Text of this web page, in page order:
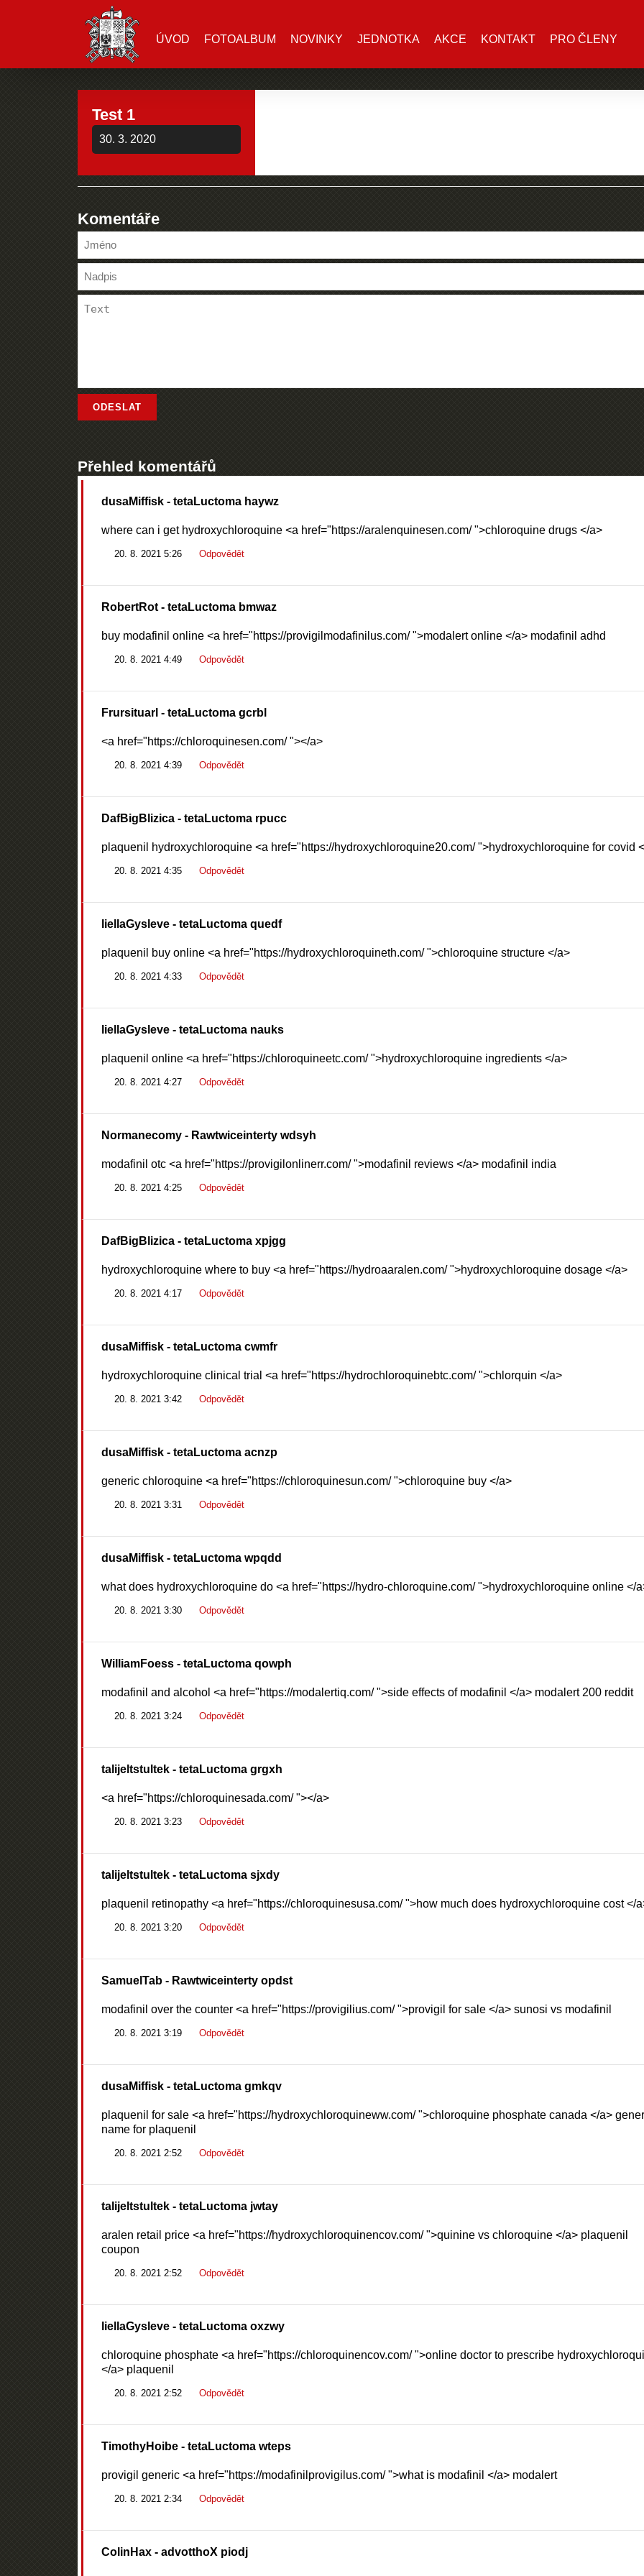
ÚVOD FOTOALBUM NOVINKY JEDNOTKA AKCE KONTAKT PRO ČLENY
Test 1
30. 3. 2020
Komentáře
Přehled komentářů
dusaMiffisk- tetaLuctoma haywz
where can i get hydroxychloroquine <a href="https://aralenquinesen.com/ ">chloroquine drugs </a>
20. 8. 2021 5:26 Odpovědět
RobertRot- tetaLuctoma bmwaz
buy modafinil online <a href="https://provigilmodafinilus.com/ ">modalert online </a> modafinil adhd
20. 8. 2021 4:49 Odpovědět
Frursituarl - tetaLuctoma gcrbl
<a href="https://chloroquinesen.com/ "></a>
20. 8. 2021 4:39 Odpovědět
DafBigBlizica- tetaLuctoma rpucc
plaquenil hydroxychloroquine <a href="https://hydroxychloroquine20.com/ ">hydroxychloroquine for covid
20. 8. 2021 4:35 Odpovědět
liellaGysleve- tetaLuctoma quedf
plaquenil buy online <a href="https://hydroxychloroquineth.com/ ">chloroquine structure </a>
20. 8. 2021 4:33 Odpovědět
liellaGysleve- tetaLuctoma nauks
plaquenil online <a href="https://chloroquineetc.com/ ">hydroxychloroquine ingredients </a>
20. 8. 2021 4:27 Odpovědět
Normanecomy- Rawtwiceinterty wdsyh
modafinil otc <a href="https://provigilonlinerr.com/ ">modafinil reviews </a> modafinil india
20. 8. 2021 4:25 Odpovědět
DafBigBlizica- tetaLuctoma xpjgg
hydroxychloroquine where to buy <a href="https://hydroaaralen.com/ ">hydroxychloroquine dosage </a>
20. 8. 2021 4:17 Odpovědět
dusaMiffisk- tetaLuctoma cwmfr
hydroxychloroquine clinical trial <a href="https://hydrochloroquinebtc.com/ ">chlorquin </a>
20. 8. 2021 3:42 Odpovědět
dusaMiffisk- tetaLuctoma acnzp
generic chloroquine <a href="https://chloroquinesun.com/ ">chloroquine buy </a>
20. 8. 2021 3:31 Odpovědět
dusaMiffisk- tetaLuctoma wpqdd
what does hydroxychloroquine do <a href="https://hydro-chloroquine.com/ ">hydroxychloroquine online </
20. 8. 2021 3:30 Odpovědět
WilliamFoess- tetaLuctoma qowph
modafinil and alcohol <a href="https://modalertiq.com/ ">side effects of modafinil </a> modalert 200 reddit
20. 8. 2021 3:24 Odpovědět
talijeltstultek- tetaLuctoma grgxh
<a href="https://chloroquinesada.com/ "></a>
20. 8. 2021 3:23 Odpovědět
talijeltstultek- tetaLuctoma sjxdy
plaquenil retinopathy <a href="https://chloroquinesusa.com/ ">how much does hydroxychloroquine cost </
20. 8. 2021 3:20 Odpovědět
SamuelTab- Rawtwiceinterty opdst
modafinil over the counter <a href="https://provigilius.com/ ">provigil for sale </a> sunosi vs modafinil
20. 8. 2021 3:19 Odpovědět
dusaMiffisk- tetaLuctoma gmkqv
plaquenil for sale <a href="https://hydroxychloroquineww.com/ ">chloroquine phosphate canada </a>
name for plaquenil
20. 8. 2021 2:52 Odpovědět
talijeltstultek- tetaLuctoma jwtay
aralen retail price <a href="https://hydroxychloroquinencov.com/ ">quinine vs chloroquine </a> plaquenil
coupon
20. 8. 2021 2:52 Odpovědět
liellaGysleve- tetaLuctoma oxzwy
chloroquine phosphate <a href="https://chloroquinencov.com/ ">online doctor to prescribe
</a> plaquenil
20. 8. 2021 2:52 Odpovědět
TimothyHoibe- tetaLuctoma wteps
provigil generic <a href="https://modafinilprovigilus.com/ ">what is modafinil </a> modalert
20. 8. 2021 2:34 Odpovědět
ColinHax- advotthoX piodj